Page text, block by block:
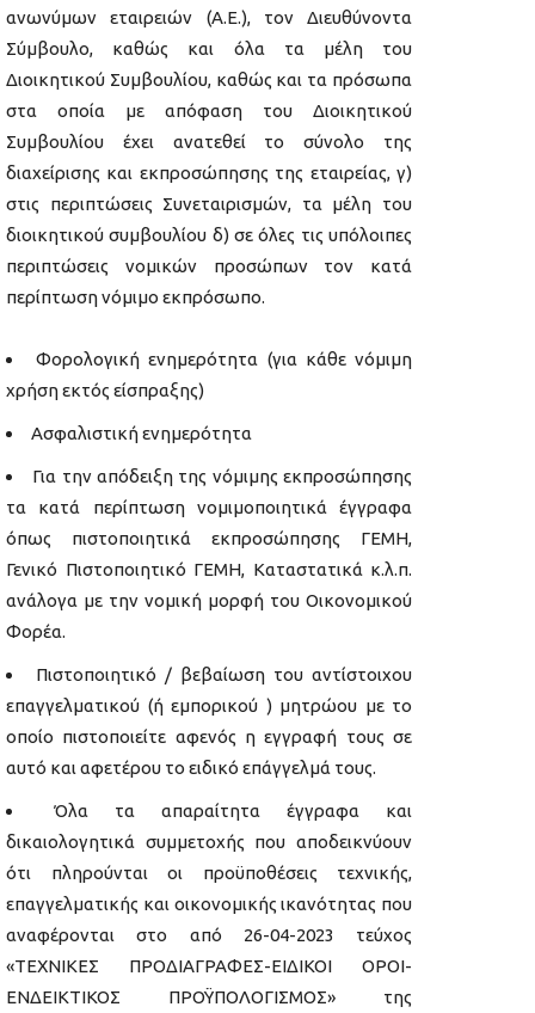
ανωνύμων εταιρειών (Α.Ε.), τον Διευθύνοντα
Σύμβουλο, καθώς και όλα τα μέλη του
Διοικητικού Συμβουλίου, καθώς και τα πρόσωπα
στα οποία με απόφαση του Διοικητικού
Συμβουλίου έχει ανατεθεί το σύνολο της
διαχείρισης και εκπροσώπησης της εταιρείας, γ)
στις περιπτώσεις Συνεταιρισμών, τα μέλη του
διοικητικού συμβουλίου δ) σε όλες τις υπόλοιπες
περιπτώσεις νομικών προσώπων τον κατά
περίπτωση νόμιμο εκπρόσωπο.
Φορολογική ενημερότητα (για κάθε νόμιμη
χρήση εκτός είσπραξης)
Ασφαλιστική ενημερότητα
Για την απόδειξη της νόμιμης εκπροσώπησης
τα κατά περίπτωση νομιμοποιητικά έγγραφα
όπως πιστοποιητικά εκπροσώπησης ΓΕΜΗ,
Γενικό Πιστοποιητικό ΓΕΜΗ, Καταστατικά κ.λ.π.
ανάλογα με την νομική μορφή του Οικονομικού
Φορέα.
Πιστοποιητικό / βεβαίωση του αντίστοιχου
επαγγελματικού (ή εμπορικού ) μητρώου με το
οποίο πιστοποιείτε αφενός η εγγραφή τους σε
αυτό και αφετέρου το ειδικό επάγγελμά τους.
Όλα τα απαραίτητα έγγραφα και
δικαιολογητικά συμμετοχής που αποδεικνύουν
ότι πληρούνται οι προϋποθέσεις τεχνικής,
επαγγελματικής και οικονομικής ικανότητας που
αναφέρονται στo από 26-04-2023 τεύχος
«ΤΕΧΝΙΚΕΣ ΠΡΟΔΙΑΓΡΑΦΕΣ-ΕΙΔΙΚΟΙ ΟΡΟΙ-
ΕΝΔΕΙΚΤΙΚΟΣ ΠΡΟΫΠΟΛΟΓΙΣΜΟΣ» της